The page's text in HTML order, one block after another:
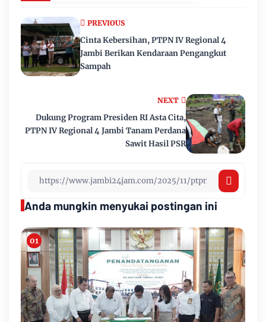
NEXT
Dukung Program Presiden RI Asta Cita,
PTPN IV Regional 4 Jambi Tanam Perdana
Sawit Hasil PSR
PREVIOUS
Cinta Kebersihan, PTPN IV Regional 4
Jambi Berikan Kendaraan Pengangkut
Sampah
Anda mungkin menyukai postingan ini